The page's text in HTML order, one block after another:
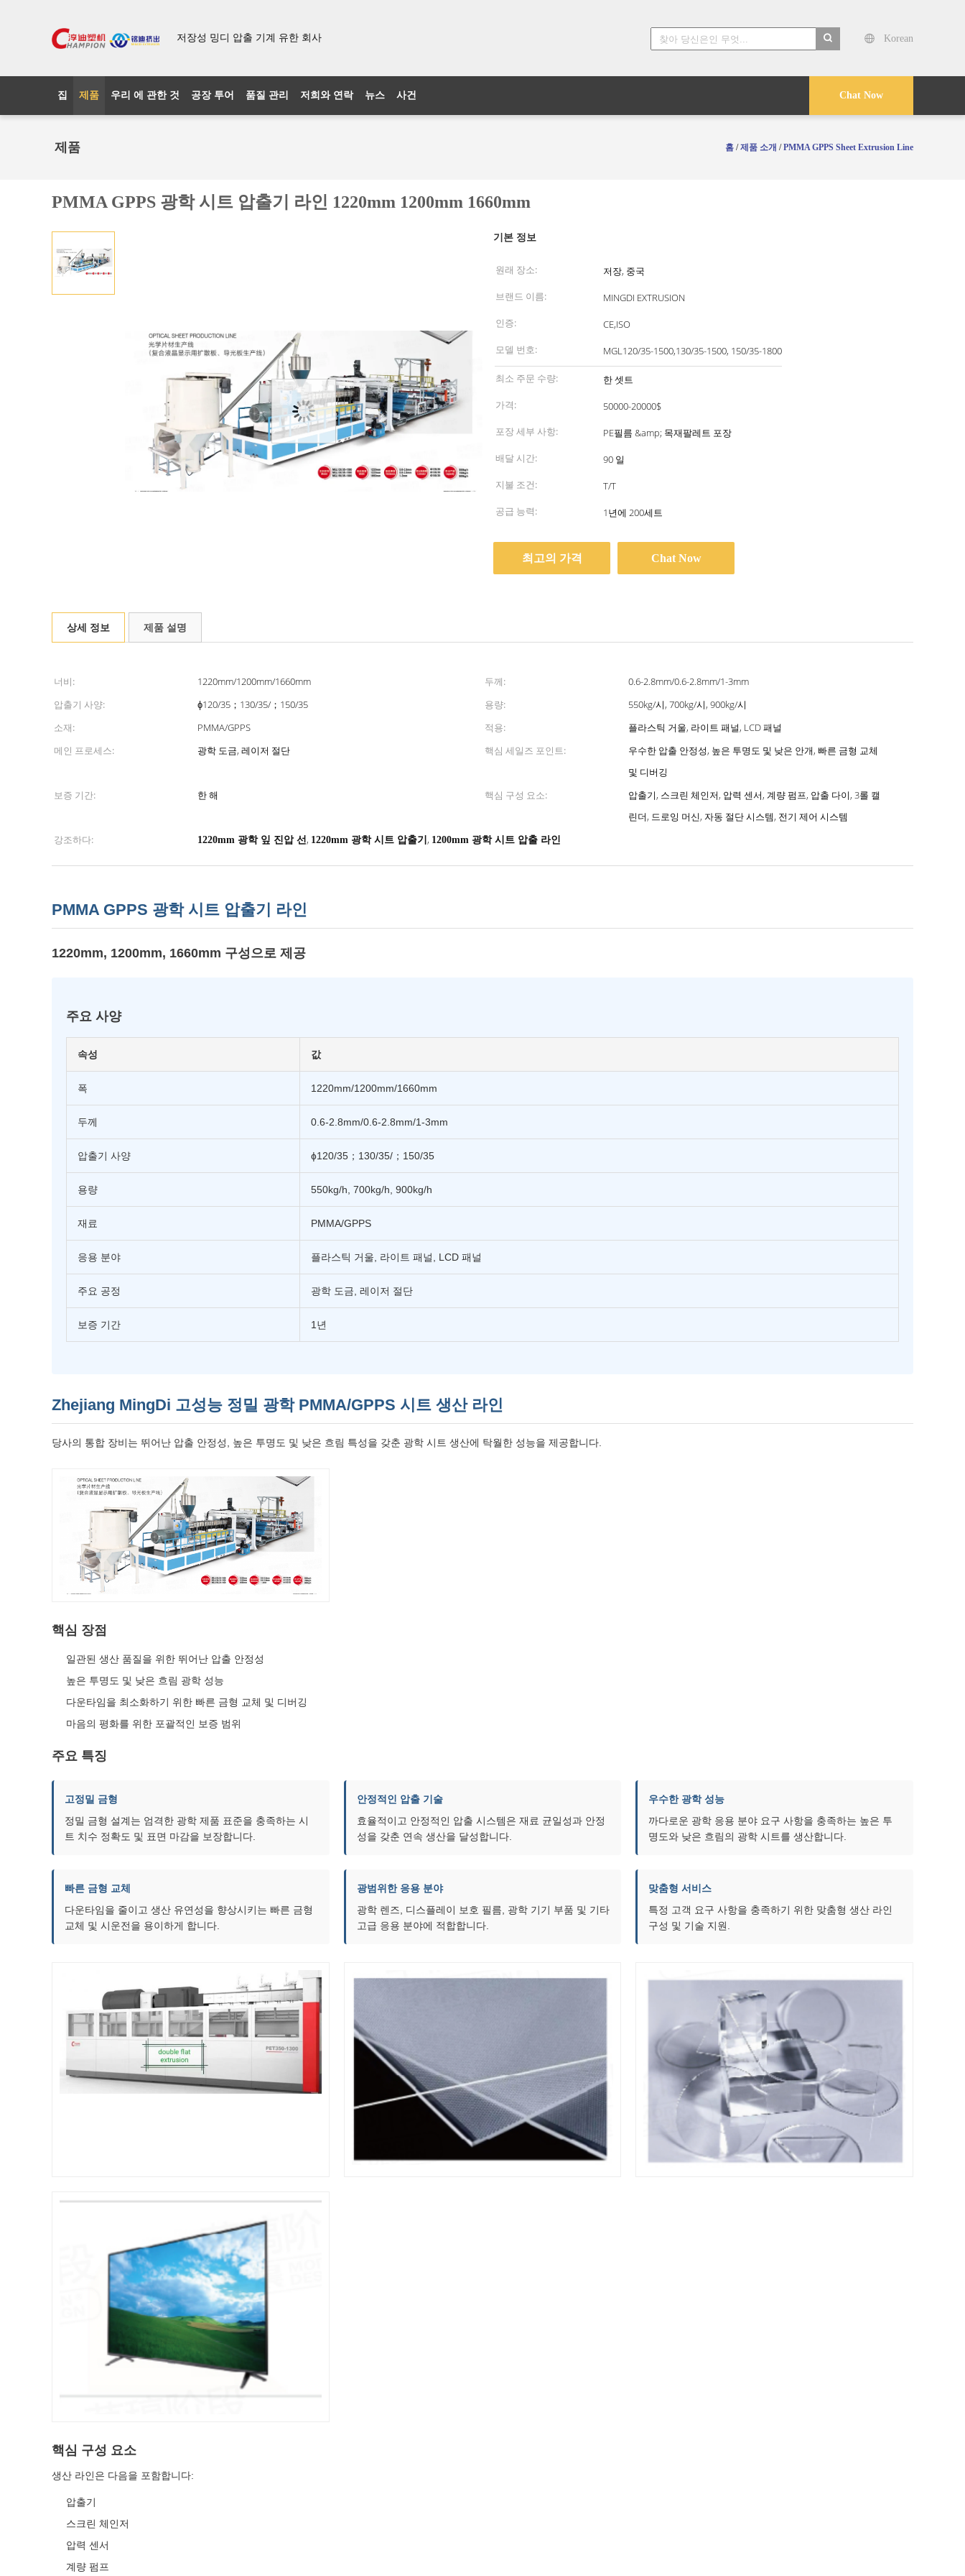
저장성 밍디 압출 기계 유한 회사
Korean
Chat Now
집 제품 우리 에 관한 것 공장 투어 품질 관리 저희와 연락 뉴스 사건
제품 홈 /제품 소개 /PMMA GPPS Sheet Extrusion Line
PMMA GPPS 광학 시트 압출기 라인 1220mm 1200mm 1660mm
기본 정보
원래 장소:
저장, 중국
브랜드 이름:
MINGDI EXTRUSION
인증:
CE,ISO
모델 번호:
MGL120/35-1500,130/35-1500, 150/35-1800
최소 주문 수량:
한 셋트
가격:
50000-20000$
포장 세부 사항:
PE필름 &amp; 목재팔레트 포장
배달 시간:
90 일
지불 조건:
T/T
공급 능력:
1년에 200세트
최고의 가격 Chat Now
상세 정보 제품 설명
너비: 1220mm/1200mm/1660mm 두께:
0.6-2.8mm/0.6-2.8mm/1-3mm
압출기 사양:
ɸ120/35；130/35/；150/35 용량:
550kg/시, 700kg/시, 900kg/시
소재:
PMMA/GPPS 적용:
플라스틱 거울, 라이트 패널, LCD 패널
메인 프로세스:
광학 도금, 레이저 절단 핵심 세일즈 포인트:
우수한 압출 안정성, 높은 투명도 및 낮은 안개, 빠른 금형 교체
및 디버깅
보증 기간:
한 해 핵심 구성 요소:
압출기, 스크린 체인저, 압력 센서, 계량 펌프, 압출 다이, 3롤 캘
린더, 드로잉 머신, 자동 절단 시스템, 전기 제어 시스템
강조하다:
1220mm 광학 잎 진압 선, 1220mm 광학 시트 압출기 , 1200mm 광학 시트 압출 라인
PMMA GPPS 광학 시트 압출기 라인
1220mm, 1200mm, 1660mm 구성으로 제공
주요 사양
속성 값
폭 1220mm/1200mm/1660mm
두께 0.6-2.8mm/0.6-2.8mm/1-3mm
압출기 사양 ɸ120/35；130/35/；150/35
용량 550kg/h, 700kg/h, 900kg/h
재료 PMMA/GPPS
응용 분야 플라스틱 거울, 라이트 패널, LCD 패널
주요 공정 광학 도금, 레이저 절단
보증 기간 1년
Zhejiang MingDi 고성능 정밀 광학 PMMA/GPPS 시트 생산 라인
당사의 통합 장비는 뛰어난 압출 안정성, 높은 투명도 및 낮은 흐림 특성을 갖춘 광학 시트 생산에 탁월한 성능을 제공합니다.
핵심 장점
일관된 생산 품질을 위한 뛰어난 압출 안정성
높은 투명도 및 낮은 흐림 광학 성능
다운타임을 최소화하기 위한 빠른 금형 교체 및 디버깅
마음의 평화를 위한 포괄적인 보증 범위
주요 특징
고정밀 금형
정밀 금형 설계는 엄격한 광학 제품 표준을 충족하는 시
트 치수 정확도 및 표면 마감을 보장합니다.
안정적인 압출 기술
효율적이고 안정적인 압출 시스템은 재료 균일성과 안정
성을 갖춘 연속 생산을 달성합니다.
우수한 광학 성능
까다로운 광학 응용 분야 요구 사항을 충족하는 높은 투
명도와 낮은 흐림의 광학 시트를 생산합니다.
빠른 금형 교체
다운타임을 줄이고 생산 유연성을 향상시키는 빠른 금형
교체 및 시운전을 용이하게 합니다.
광범위한 응용 분야
광학 렌즈, 디스플레이 보호 필름, 광학 기기 부품 및 기타
고급 응용 분야에 적합합니다.
맞춤형 서비스
특정 고객 요구 사항을 충족하기 위한 맞춤형 생산 라인
구성 및 기술 지원.
핵심 구성 요소
생산 라인은 다음을 포함합니다:
압출기
스크린 체인저
압력 센서
계량 펌프